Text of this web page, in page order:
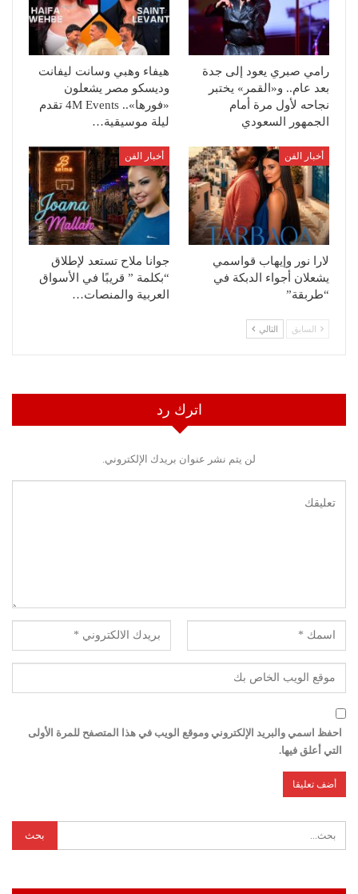
رامي صبري يعود إلى جدة
بعد عام.. و«القمر» يختبر
نجاحه لأول مرة أمام
الجمهور السعودي
هيفاء وهبي وسانت ليفانت
وديسكو مصر يشعلون
«فورها».. 4M Events تقدم
ليلة موسيقية…
أخبار الفن
لارا نور وإيهاب قواسمي
يشعلان أجواء الدبكة في
“طربقة”
أخبار الفن
جوانا ملاح تستعد لإطلاق
“بكلمة ” قريبًا في الأسواق
العربية والمنصات…
السابق التالي
اترك رد
لن يتم نشر عنوان بريدك الإلكتروني.
احفظ اسمي والبريد الإلكتروني وموقع الويب في هذا المتصفح للمرة الأولى
التي أعلق فيها.